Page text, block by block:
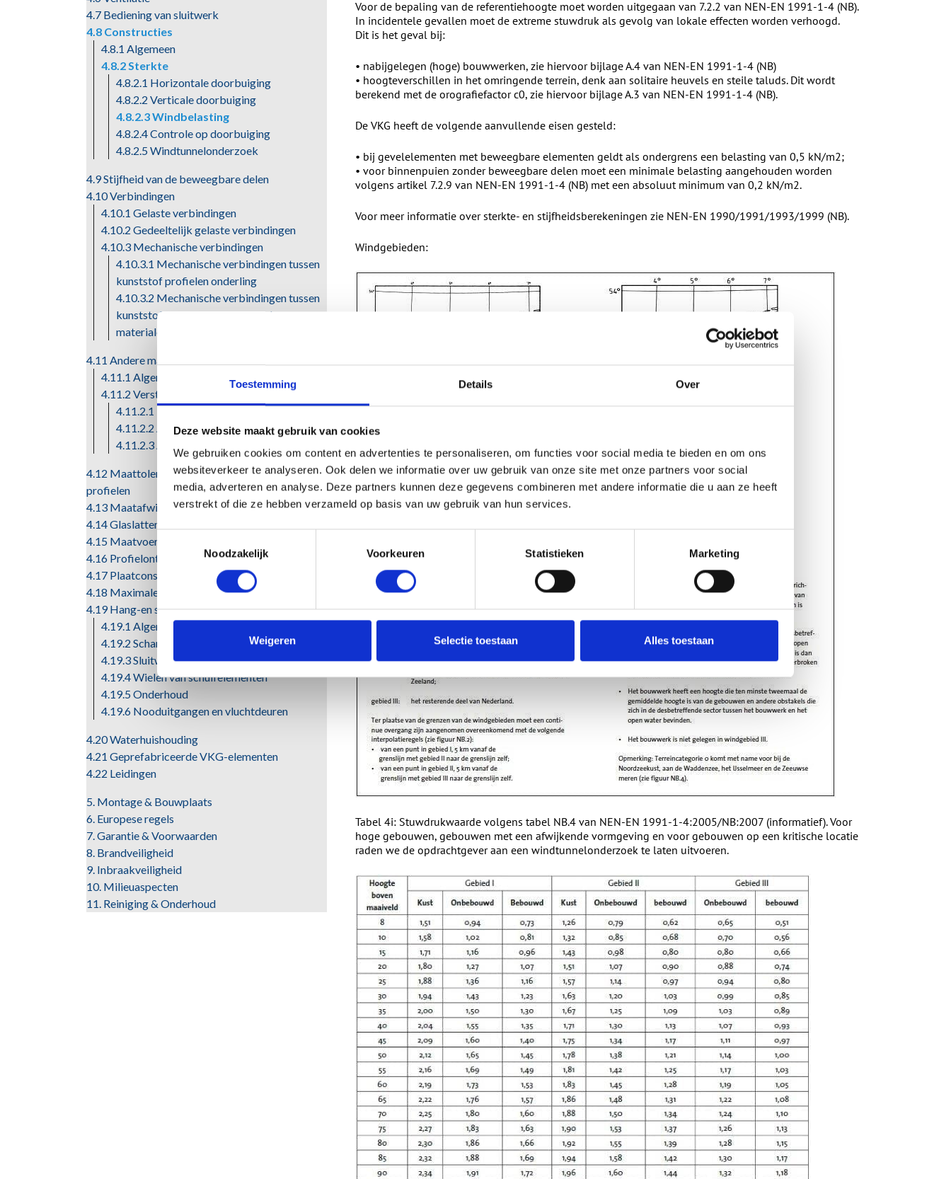
Toestemming Details Over
Deze website maakt gebruik van cookies
We gebruiken cookies om content en advertenties te personaliseren, om functies voor social media te bieden en om ons
websiteverkeer te analyseren. Ook delen we informatie over uw gebruik van onze site met onze partners voor social
media, adverteren en analyse. Deze partners kunnen deze gegevens combineren met andere informatie die u aan ze heeft
verstrekt of die ze hebben verzameld op basis van uw gebruik van hun services.
Noodzakelijk
Voorkeuren Statistieken Marketing
Weigeren Selectie toestaan Alles toestaan
4.7 Bediening van sluitwerk
4.8 Constructies
4.8.1 Algemeen
4.8.2 Sterkte
4.8.2.1 Horizontale doorbuiging
4.8.2.2 Verticale doorbuiging
4.8.2.3 Windbelasting
4.8.2.4 Controle op doorbuiging
4.8.2.5 Windtunnelonderzoek
4.9 Stijfheid van de beweegbare delen
4.10 Verbindingen
4.10.1 Gelaste verbindingen
4.10.2 Gedeeltelijk gelaste verbindingen
4.10.3 Mechanische verbindingen
4.10.3.1 Mechanische verbindingen tussen
kunststof profielen onderling
4.10.3.2 Mechanische verbindingen tussen
kunststof profielen en afwijkende
materialen
4.11 Andere materialen dan kunststof
4.11.1 Algemeen
4.11.2 Verstijvingen
4.11.2.1 Metalen verstijvingen
4.11.2.2 Andersoortige verstijvingen
4.11.2.3 Afdichtingsmaterialen
4.12 Maattoleranties van geëxtrudeerde
profielen
4.13 Maatafwijkingen
4.14 Glaslatten
4.15 Maatvoering en toleranties
4.16 Profielontmoetingen
4.17 Plaatconstructies
4.18 Maximale kromming kunststof deuren
4.19 Hang-en sluitwerk
4.19.1 Algemeen
4.19.2 Scharnieren
4.19.3 Sluitwerk
4.19.4 Wielen van schuifelementen
4.19.5 Onderhoud
4.19.6 Nooduitgangen en vluchtdeuren
4.20 Waterhuishouding
4.21 Geprefabriceerde VKG-elementen
4.22 Leidingen
5. Montage & Bouwplaats
6. Europese regels
7. Garantie & Voorwaarden
8. Brandveiligheid
9. Inbraakveiligheid
10. Milieuaspecten
11. Reiniging & Onderhoud
Voor de bepaling van de referentiehoogte moet worden uitgegaan van 7.2.2 van NEN-EN 1991-1-4 (NB).
In incidentele gevallen moet de extreme stuwdruk als gevolg van lokale effecten worden verhoogd.
Dit is het geval bij:
• nabijgelegen (hoge) bouwwerken, zie hiervoor bijlage A.4 van NEN-EN 1991-1-4 (NB)
• hoogteverschillen in het omringende terrein, denk aan solitaire heuvels en steile taluds. Dit wordt
berekend met de orografiefactor c0, zie hiervoor bijlage A.3 van NEN-EN 1991-1-4 (NB).
De VKG heeft de volgende aanvullende eisen gesteld:
• bij gevelelementen met beweegbare elementen geldt als ondergrens een belasting van 0,5 kN/m2;
• voor binnenpuien zonder beweegbare delen moet een minimale belasting aangehouden worden
volgens artikel 7.2.9 van NEN-EN 1991-1-4 (NB) met een absoluut minimum van 0,2 kN/m2.
Voor meer informatie over sterkte- en stijfheidsberekeningen zie NEN-EN 1990/1991/1993/1999 (NB).
Windgebieden:
Tabel 4i: Stuwdrukwaarde volgens tabel NB.4 van NEN-EN 1991-1-4:2005/NB:2007 (informatief). Voor
hoge gebouwen, gebouwen met een afwijkende vormgeving en voor gebouwen op een kritische locatie
raden we de opdrachtgever aan een windtunnelonderzoek te laten uitvoeren.